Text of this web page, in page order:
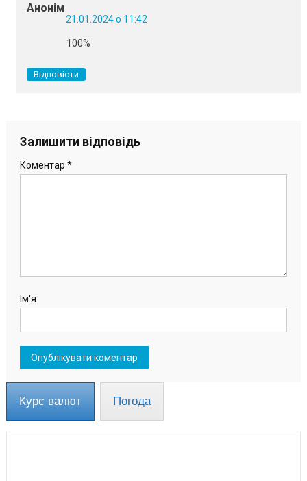
Анонім
21.01.2024 о 11:42
100%
Відповісти
Залишити відповідь
Коментар *
Ім'я
Курс валют Погода